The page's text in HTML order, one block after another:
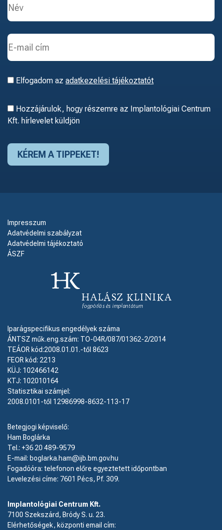
Elfogadom az adatkezelési tájékoztatót
Hozzájárulok, hogy részemre az Implantológiai Centrum
Kft. hírlevelet küldjön
Impresszum
Adatvédelmi szabályzat
Adatvédelmi tájékoztató
ÁSZF
Iparágspecifikus engedélyek száma
ÁNTSZ műk.eng.szám: TO-04R/087/01362-2/2014
TEÁOR kód:2008.01.01.-től 8623
FEOR kód: 2213
KÜJ: 102466142
KTJ: 102010164
Statisztikai számjel:
2008.0101-től 12986998-8632-113-17
Betegjogi képviselő:
Ham Boglárka
Tel.: +36 20 489-9579
E-mail: boglarka.ham@ijb.bm.gov.hu
Fogadóóra: telefonon előre egyeztetett időpontban
Levelezési címe: 7601 Pécs, Pf. 309.
Implantológiai Centrum Kft.
7100 Szekszárd, Bródy S. u. 23.
Elérhetőségek, központi email cím: